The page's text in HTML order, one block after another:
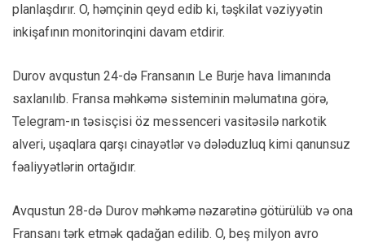
planlaşdırır. O, həmçinin qeyd edib ki, təşkilat vəziyyətin
inkişafının monitorinqini davam etdirir.
Durov avqustun 24-də Fransanın Le Burje hava limanında
saxlanılıb. Fransa məhkəmə sisteminin məlumatına görə,
Telegram-ın təsisçisi öz messenceri vasitəsilə narkotik
alveri, uşaqlara qarşı cinayətlər və dələduzluq kimi qanunsuz
fəaliyyətlərin ortağıdır.
Avqustun 28-də Durov məhkəmə nəzarətinə götürülüb və ona
Fransanı tərk etmək qadağan edilib. O, beş milyon avro